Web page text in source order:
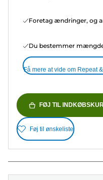
Foretag ændringer, og
Du bestemmer
Få mere at vide om Repeat
FØJ TIL
Føj til ønskeliste